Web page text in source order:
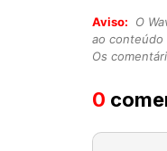
Aviso:
O
ao conteúdo
Os
0